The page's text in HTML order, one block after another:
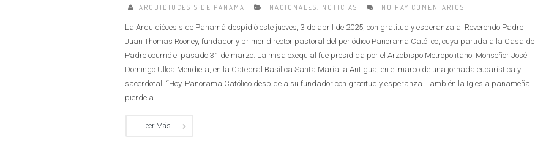
ARQUIDIÓCESIS DE PANAMÁ NACIONALES, NOTICIAS NO HAY COMENTARIOS
La Arquidiócesis de Panamá despidió este jueves, 3 de abril de 2025, con gratitud y esperanza al Reverendo Padre
Juan Thomas Rooney, fundador y primer director pastoral del periódico Panorama Católico, cuya partida a la Casa del
Padre ocurrió el pasado 31 de marzo. La misa exequial fue presidida por el Arzobispo Metropolitano, Monseñor José
Domingo Ulloa Mendieta, en la Catedral Basílica Santa María la Antigua, en el marco de una jornada eucarística y
sacerdotal. “Hoy, Panorama Católico despide a su fundador con gratitud y esperanza. También la Iglesia panameña
pierde a......
Leer Más